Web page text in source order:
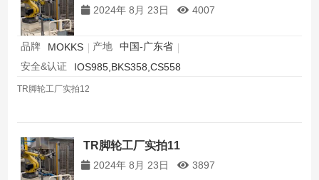
2024年 8月 23日 4007
品牌 MOKKS 产地
中国-广东省
安全&认证
IOS985,BKS358,CS558
TR脚轮工厂实拍12
TR脚轮工厂实拍11
2024年 8月 23日 3897